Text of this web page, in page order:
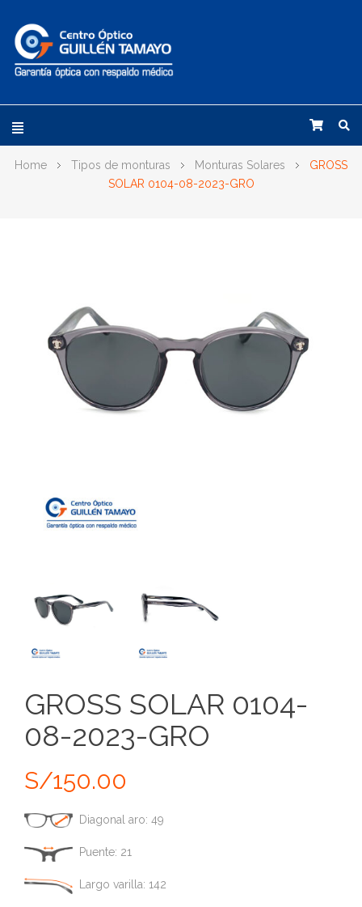
Home Tipos de monturas Monturas Solares
GROSS
SOLAR 0104-08-2023-GRO
GROSS SOLAR 0104-
08-2023-GRO
S/150.00
Diagonal aro: 49
Puente: 21
Largo varilla: 142